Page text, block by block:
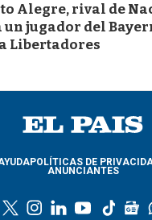
Alegre, rival de
jugador del
Libertadores
POLÍTICAS DE
ANUNCIANTES
l
y
t
g